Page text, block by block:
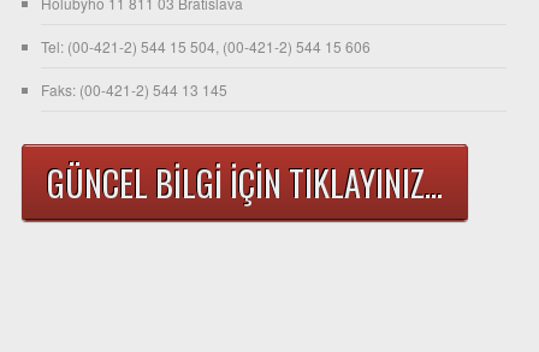
Tel: (00-421-2) 544 15 504, (00-421-2) 544 15 606
Faks: (00-421-2) 544 13 145
GÜNCEL BİLGİ İÇİN TIKLAYINIZ...